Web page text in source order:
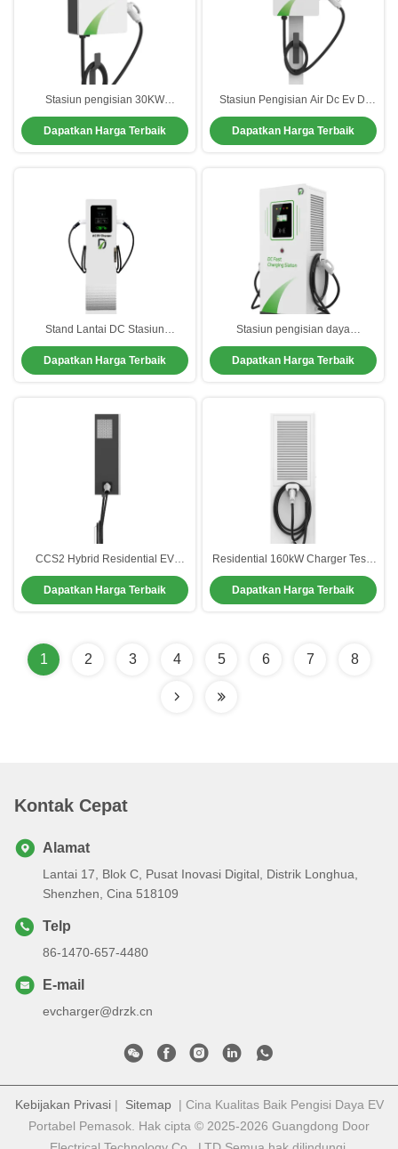
Stasiun pengisian 30KW
pendingin udara Ev 3 Fase Home
Ev Charger
Dapatkan Harga Terbaik
Stasiun Pengisian Air Dc Ev Di
Luar Lantai Berdiri Untuk Publik
Dapatkan Harga Terbaik
Stand Lantai DC Stasiun
Pengisian Komersial EV Tipe 2
Pengisi Mobil Listrik Waterproof
Dapatkan Harga Terbaik
Stasiun pengisian daya
kecepatan tinggi Dc Ev 240kW
CCS2/CCS1/CHAdemo/GBT
Standard
Dapatkan Harga Terbaik
CCS2 Hybrid Residential EV
Charger Dengan Kabel Pengisian
5M 4,3 Inch Display
Dapatkan Harga Terbaik
Residential 160kW Charger Tesla
Mobil Stasiun pengisian daya
Dustproof
Dapatkan Harga Terbaik
1 2 3 4 5 6 7 8
Kontak Cepat
Alamat
Lantai 17, Blok C, Pusat Inovasi Digital, Distrik Longhua,
Shenzhen, Cina 518109
Telp
86-1470-657-4480
E-mail
evcharger@drzk.cn
Kebijakan Privasi| Sitemap| Cina Kualitas Baik Pengisi Daya EV
Portabel Pemasok. Hak cipta © 2025-2026 Guangdong Door